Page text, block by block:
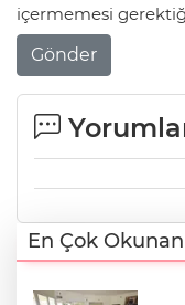
içermemesi
Gönder
En Çok